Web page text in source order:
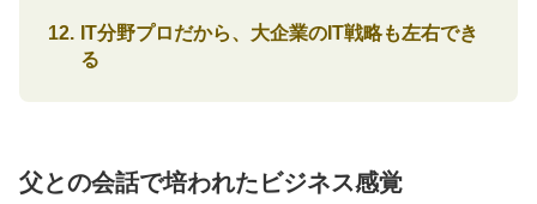
IT分野プロだから、大企業のIT戦略も左右でき
る
父との会話で培われたビジネス感覚